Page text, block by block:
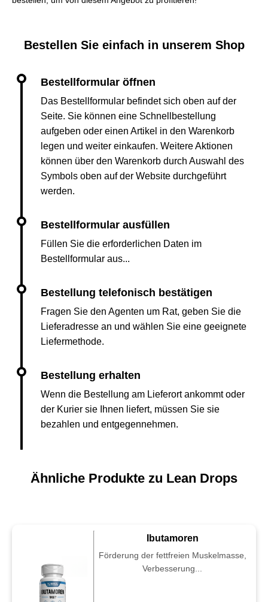
Bestellen Sie einfach in unserem Shop
Das Bestellformular befindet sich oben auf der
Seite. Sie können eine Schnellbestellung
aufgeben oder einen Artikel in den Warenkorb
legen und weiter einkaufen. Weitere Aktionen
können über den Warenkorb durch Auswahl des
Symbols oben auf der Website durchgeführt
werden.
Füllen Sie die erforderlichen Daten im
Bestellformular aus...
Fragen Sie den Agenten um Rat, geben Sie die
Lieferadresse an und wählen Sie eine geeignete
Liefermethode.
Wenn die Bestellung am Lieferort ankommt oder
der Kurier sie Ihnen liefert, müssen Sie sie
bezahlen und entgegennehmen.
Ähnliche Produkte zu Lean Drops
Ibutamoren
Förderung der fettfreien Muskelmasse,
Verbesserung...